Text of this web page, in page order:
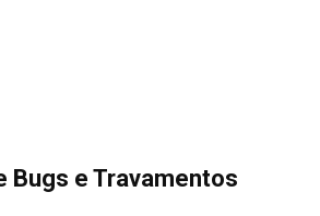
Bugs e Travamentos